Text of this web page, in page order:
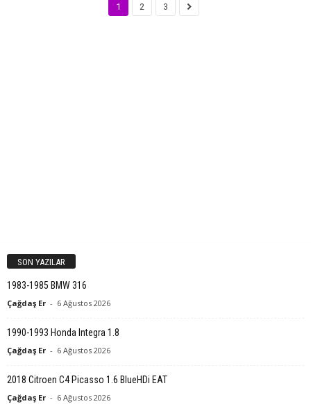
1 2 3
SON YAZILAR
1983-1985 BMW 316
Çağdaş Er - 6 Ağustos 2026
1990-1993 Honda Integra 1.8
Çağdaş Er - 6 Ağustos 2026
2018 Citroen C4 Picasso 1.6 BlueHDi EAT
Çağdaş Er - 6 Ağustos 2026